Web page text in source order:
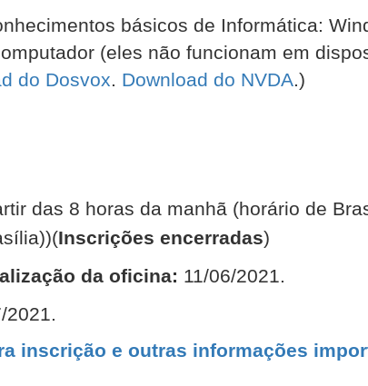
básicos de Informática:
(eles não funcionam em
do Dosvox. Download do NVDA.)
das 8 horas da manhã (horário de
Inscrições encerradas)
da oficina: 11/06/2021.
2021.
inscrição e outras informações